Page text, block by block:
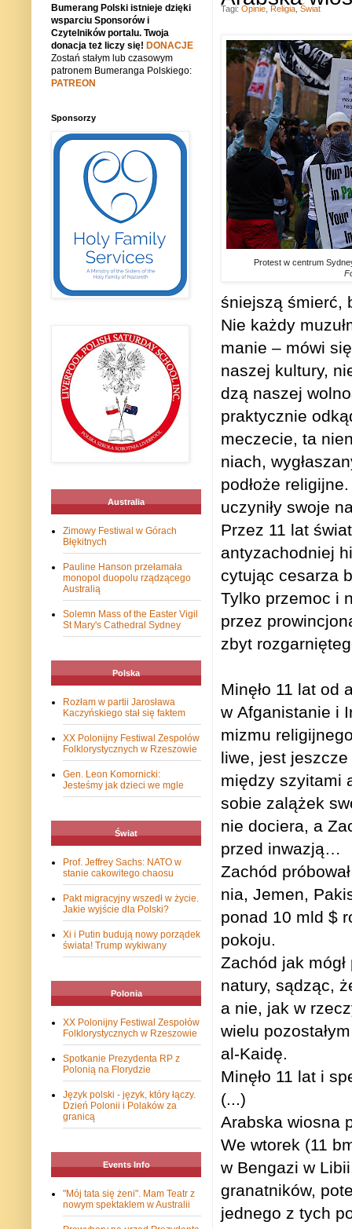
Protest w centrum
śniej­szą śmierć,
Nie każdy
ma­nie – mówi
naszej kul­tury,
dzą naszej
prak­tycz­nie
mecze­cie, ta
niach,
pod­łoże
uczy­niły swoje
Przez 11 lat
anty­za­chod­niej
cytu­jąc cesa­rza
Tylko prze­moc i
przez
zbyt
Minęło 11 lat od
w Afga­ni­sta­nie i
mi­zmu
liwe, jest
mię­dzy szy­itami
sobie zalą­żek
nie dociera, a
przed inwazją…
Zachód
nia, Jemen,
ponad 10 mld $
pokoju.
Zachód jak
natury, sądząc,
a nie, jak w
wielu
al-Kaidę.
Minęło 11 lat i
(...)
Arab­ska wio­sna
We wto­rek (11
w Ben­gazi w
gra­nat­ni­ków,
jed­nego z tych
Tagi: Opinie Religia Świat
Bumerang Polski istnieje dzięki
wsparciu Sponsorów i
Czytelników portalu. Twoja
donacja też liczy się! DONACJE
Zostań stałym lub czasowym
patronem Bumeranga Polskiego:
PATREON
Sponsorzy
Australia
Zimowy Festiwal w Górach
Błękitnych
Pauline Hanson przełamała
monopol duopolu rządzącego
Australią
Solemn Mass of the Easter Vigil
St Mary's Cathedral Sydney
Polska
Rozłam w partii Jarosława
Kaczyńskiego stał się faktem
XX Polonijny Festiwal Zespołów
Folklorystycznych w Rzeszowie
Gen. Leon Komornicki:
Jesteśmy jak dzieci we mgle
Świat
Prof. Jeffrey Sachs: NATO w
stanie cakowitego chaosu
Pakt migracyjny wszedł w życie.
Jakie wyjście dla Polski?
Xi i Putin budują nowy porządek
świata! Trump wykiwany
Polonia
XX Polonijny Festiwal Zespołów
Folklorystycznych w Rzeszowie
Spotkanie Prezydenta RP z
Polonią na Florydzie
Język polski - język, który łączy.
Dzień Polonii i Polaków za
granicą
Events Info
"Mój tata się żeni". Mam Teatr z
nowym spektaklem w Australii